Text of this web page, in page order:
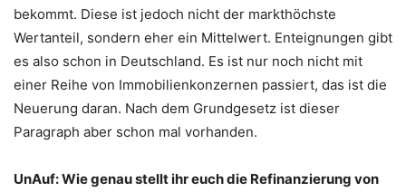
bekommt. Diese ist jedoch nicht der markthöchste
Wertanteil, sondern eher ein Mittelwert. Enteignungen gibt
es also schon in Deutschland. Es ist nur noch nicht mit
einer Reihe von Immobilienkonzernen passiert, das ist die
Neuerung daran. Nach dem Grundgesetz ist dieser
Paragraph aber schon mal vorhanden.
UnAuf: Wie genau stellt ihr euch die Refinanzierung von